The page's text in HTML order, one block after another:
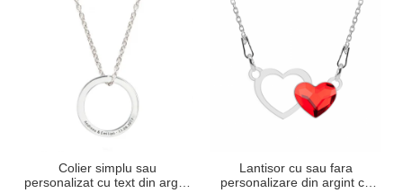
Colier simplu sau
personalizat cu text din argint
Lantisor cu sau fara
personalizare din argint cu